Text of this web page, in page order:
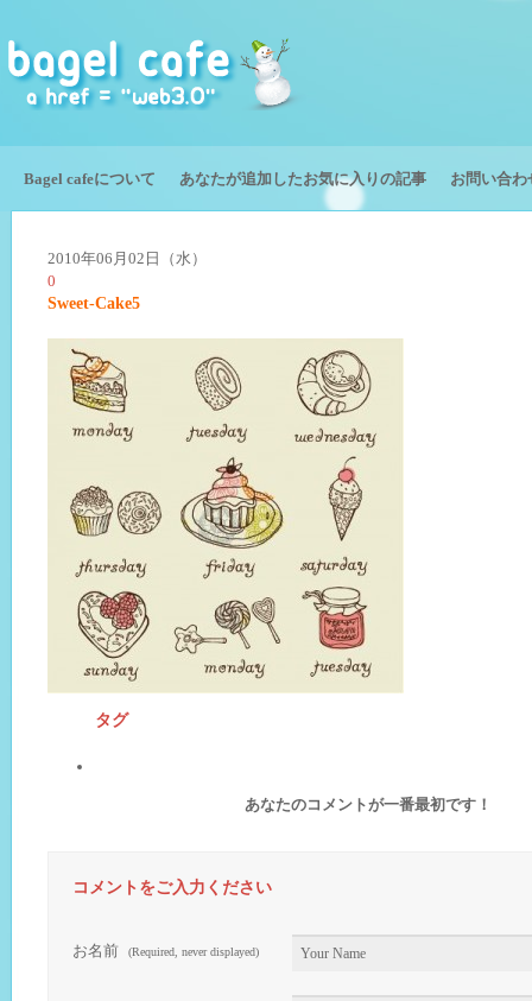
Bagel cafeについて あなたが追加したお気に入りの記事 お問い合わ
2010年06月02日（水）
0
Sweet-Cake5
タグ
あなたのコメントが一番最初です！
コメントをご入力ください
お名前 (Required, never displayed)